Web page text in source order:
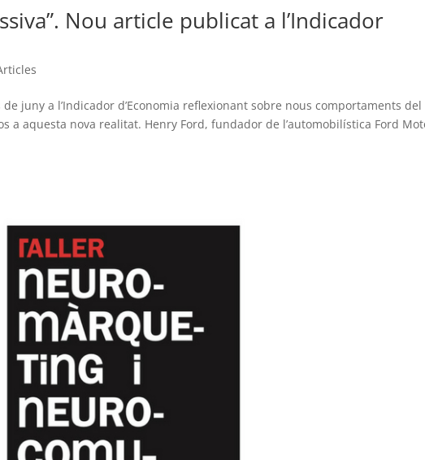
Nou article publicat a l’Indicador
juny a l’Indicador d’Economia reflexionant sobre nous comportaments del
a aquesta nova realitat. Henry Ford, fundador de l’automobilística Ford